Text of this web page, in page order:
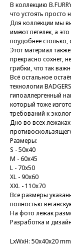
В коллекцию
что устоять просто
Для коллекции мы
имеют петелек, а
поудобнее столько,
Этот материал
прекрасно сохнет,
грибки, что так
Всё остальное
технологии
гипоаллергенный
который тоже
требований к
Дно во всех
Размеры:
S - 50х40
M - 60х45
L - 70x50
XL - 90x60
XXL - 110x70
Все размеры
полностью
На фото лежак
Разработка и
LxWxH: 50x40x20 mm